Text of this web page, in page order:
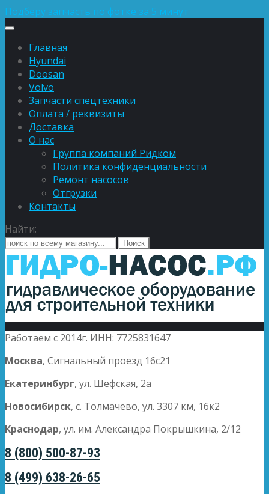
Подберу запчасть по фотке за 5 минут
Главная
Hyundai
Doosan
Volvo
Запчасти спецтехники
Оплата / реквизиты
Доставка
О нас
Группа компаний Ридком
Политика конфиденциальности
Ремонт насосов
Отгрузки
Контакты
Найти:
Работаем с 2014г. ИНН: 7725831647
Москва, Сигнальный проезд 16с21
Екатеринбург, ул. Шефская, 2а
Новосибирск, с. Толмачево, ул. 3307 км, 16к2
Краснодар, ул. им. Александра Покрышкина, 2/12
8 (800) 500-87-93
8 (499) 638-26-65